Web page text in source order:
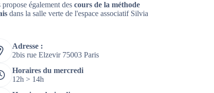
également des cours de la méthode
dans la salle verte de l'espace associatif Silvia
Adresse :
2bis rue Elzevir 75003 Paris
Horaires du mercredi
12h > 14h